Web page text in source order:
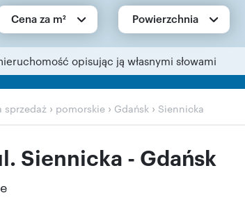
Cena za m² Powierzchnia
opisując ją własnymi słowami
sprzedaż › pomorskie › Gdańsk › Siennicka
Siennicka - Gdańsk